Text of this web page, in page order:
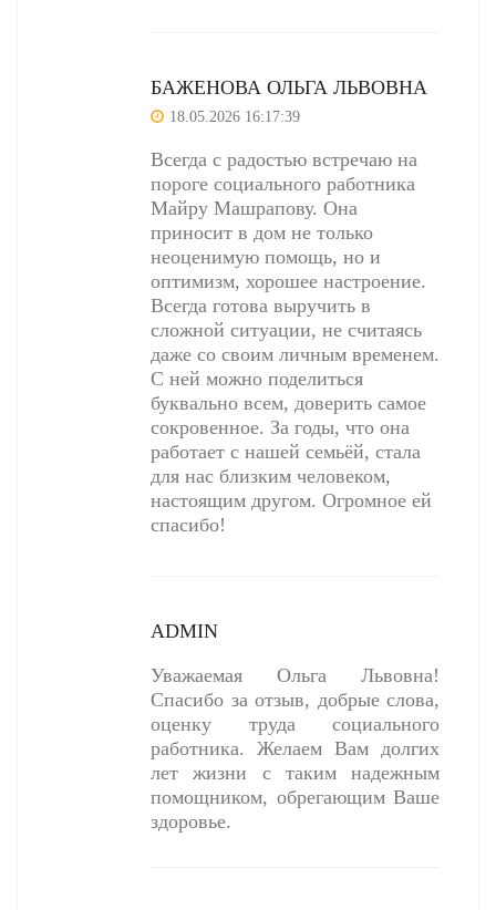
БАЖЕНОВА ОЛЬГА ЛЬВОВНА
18.05.2026 16:17:39
Всегда с радостью встречаю на
пороге социального работника
Майру Машрапову. Она
приносит в дом не только
неоценимую помощь, но и
оптимизм, хорошее настроение.
Всегда готова выручить в
сложной ситуации, не считаясь
даже со своим личным временем.
С ней можно поделиться
буквально всем, доверить самое
сокровенное. За годы, что она
работает с нашей семьёй, стала
для нас близким человеком,
настоящим другом. Огромное ей
спасибо!
ADMIN
Уважаемая Ольга Львовна!
Спасибо за отзыв, добрые слова,
оценку труда социального
работника. Желаем Вам долгих
лет жизни с таким надежным
помощником, обрегающим Ваше
здоровье.